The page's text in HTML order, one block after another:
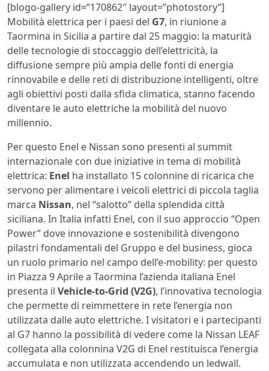
[blogo-gallery id=”170862″ layout=”photostory”]
Mobilità elettrica per i paesi del G7, in riunione a
Taormina in Sicilia a partire dal 25 maggio: la maturità
delle tecnologie di stoccaggio dell’elettricità, la
diffusione sempre più ampia delle fonti di energia
rinnovabile e delle reti di distribuzione intelligenti, oltre
agli obiettivi posti dalla sfida climatica, stanno facendo
diventare le auto elettriche la mobilità del nuovo
millennio.
Per questo Enel e Nissan sono presenti al summit
internazionale con due iniziative in tema di mobilità
elettrica: Enel ha installato 15 colonnine di ricarica che
servono per alimentare i veicoli elettrici di piccola taglia
marca Nissan, nel “salotto” della splendida città
siciliana. In Italia infatti Enel, con il suo approccio “Open
Power” dove innovazione e sostenibilità divengono
pilastri fondamentali del Gruppo e del business, gioca
un ruolo primario nel campo dell’e-mobility: per questo
in Piazza 9 Aprile a Taormina l’azienda italiana Enel
presenta il Vehicle-to-Grid (V2G), l’innovativa tecnologia
che permette di reimmettere in rete l’energia non
utilizzata dalle auto elettriche. I visitatori e i partecipanti
al G7 hanno la possibilità di vedere come la Nissan LEAF
collegata alla colonnina V2G di Enel restituisca l’energia
accumulata e non utilizzata accendendo un ledwall.